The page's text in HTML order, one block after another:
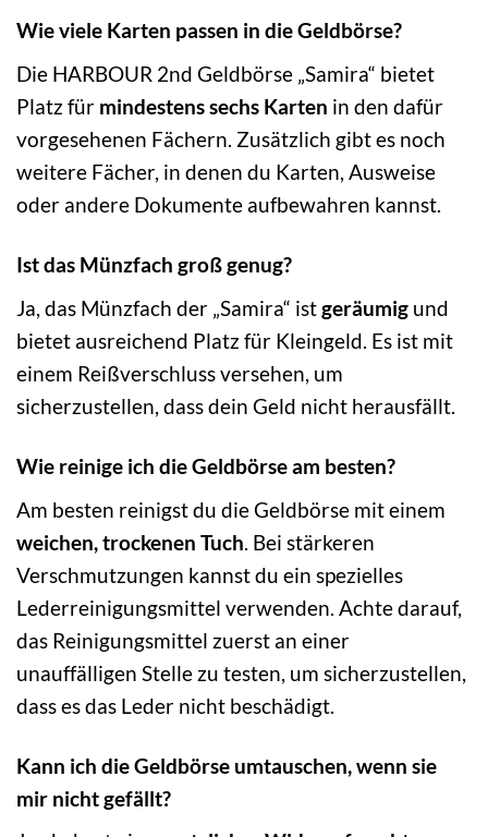
Wie viele Karten passen in die Geldbörse?
Die HARBOUR 2nd Geldbörse „Samira“ bietet
Platz für mindestens sechs Karten in den dafür
vorgesehenen Fächern. Zusätzlich gibt es noch
weitere Fächer, in denen du Karten, Ausweise
oder andere Dokumente aufbewahren kannst.
Ist das Münzfach groß genug?
Ja, das Münzfach der „Samira“ istgeräumig und
bietet ausreichend Platz für Kleingeld. Es ist mit
einem Reißverschluss versehen, um
sicherzustellen, dass dein Geld nicht herausfällt.
Wie reinige ich die Geldbörse am besten?
Am besten reinigst du die Geldbörse mit einem
weichen, trockenen Tuch . Bei stärkeren
Verschmutzungen kannst du ein spezielles
Lederreinigungsmittel verwenden. Achte darauf,
das Reinigungsmittel zuerst an einer
unauffälligen Stelle zu testen, um sicherzustellen,
dass es das Leder nicht beschädigt.
Kann ich die Geldbörse umtauschen, wenn sie
mir nicht gefällt?